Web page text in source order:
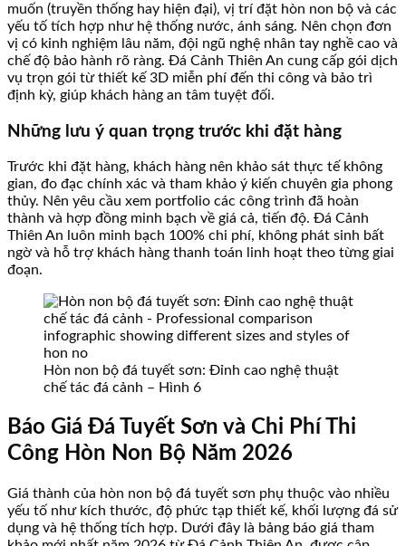
muốn (truyền thống hay hiện đại), vị trí đặt hòn non bộ và các
yếu tố tích hợp như hệ thống nước, ánh sáng. Nên chọn đơn
vị có kinh nghiệm lâu năm, đội ngũ nghệ nhân tay nghề cao và
chế độ bảo hành rõ ràng. Đá Cảnh Thiên An cung cấp gói dịch
vụ trọn gói từ thiết kế 3D miễn phí đến thi công và bảo trì
định kỳ, giúp khách hàng an tâm tuyệt đối.
Những lưu ý quan trọng trước khi đặt hàng
Trước khi đặt hàng, khách hàng nên khảo sát thực tế không
gian, đo đạc chính xác và tham khảo ý kiến chuyên gia phong
thủy. Nên yêu cầu xem portfolio các công trình đã hoàn
thành và hợp đồng minh bạch về giá cả, tiến độ. Đá Cảnh
Thiên An luôn minh bạch 100% chi phí, không phát sinh bất
ngờ và hỗ trợ khách hàng thanh toán linh hoạt theo từng giai
đoạn.
Hòn non bộ đá tuyết sơn: Đỉnh cao nghệ thuật
chế tác đá cảnh – Hình 6
Báo Giá Đá Tuyết Sơn và Chi Phí Thi
Công Hòn Non Bộ Năm 2026
Giá thành của hòn non bộ đá tuyết sơn phụ thuộc vào nhiều
yếu tố như kích thước, độ phức tạp thiết kế, khối lượng đá sử
dụng và hệ thống tích hợp. Dưới đây là bảng báo giá tham